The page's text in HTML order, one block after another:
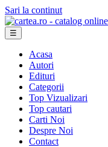
Sari la continut
☰
Acasa
Autori
Edituri
Categorii
Top Vizualizari
Top cautari
Carti Noi
Despre Noi
Contact